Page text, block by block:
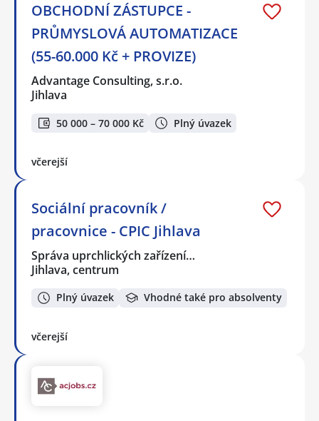
OBCHODNÍ ZÁSTUPCE -
PRŮMYSLOVÁ AUTOMATIZACE
(55-60.000 Kč + PROVIZE)
Advantage Consulting, s.r.o.
Jihlava
50 000 – 70 000 Kč Plný úvazek
včerejší
Sociální pracovník /
pracovnice - CPIC Jihlava
Správa uprchlických zařízení…
Jihlava, centrum
Plný úvazek Vhodné také pro absolventy
včerejší